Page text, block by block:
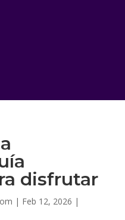
disfrutar
| Feb 12, 2026 |